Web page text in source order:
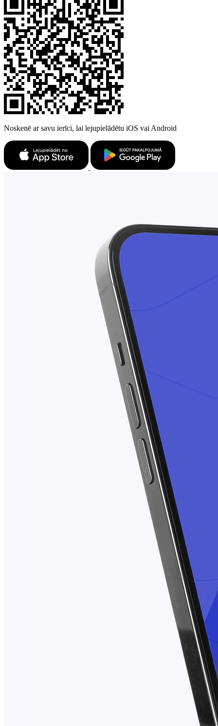
Noskenē ar savu ierīci, lai lejupielādētu iOS vai Android